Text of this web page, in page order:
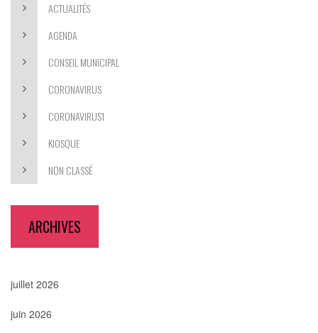
ACTUALITÉS
AGENDA
CONSEIL MUNICIPAL
CORONAVIRUS
CORONAVIRUS1
KIOSQUE
NON CLASSÉ
ARCHIVES
juillet 2026
juin 2026